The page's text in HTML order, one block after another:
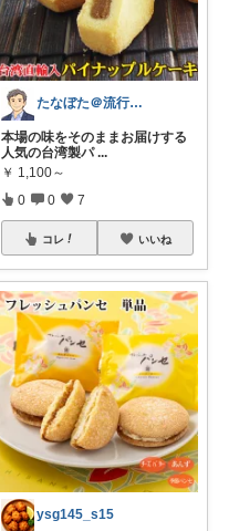
たなぼた＠流行りモノ好きオヤジ
本場の味をそのままお届けする
人気の台湾製パ ...
￥ 1,100～
0 0 7
コレ いいね
ysg145_s15